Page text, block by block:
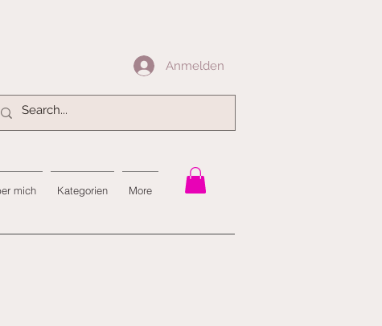
Anmelden
mich Kategorien More